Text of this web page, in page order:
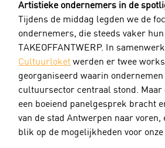
Artistieke ondernemers in de
Tijdens de middag legden we de
ondernemers, die steeds vaker
TAKEOFFANTWERP. In
Cultuurloket werden er twee
georganiseerd waarin
cultuursector centraal stond. Maar
een boeiend panelgesprek bracht
van de stad Antwerpen naar voren,
blik op de mogelijkheden voor